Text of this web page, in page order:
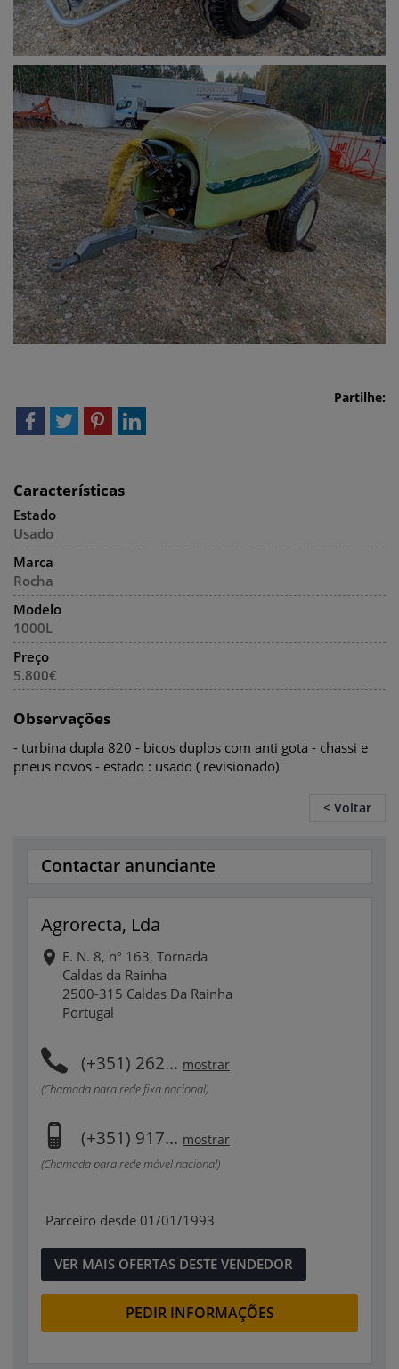
Partilhe:
Características
Estado
Usado
Marca
Rocha
Modelo
1000L
Preço
5.800€
Observações
- turbina dupla 820 - bicos duplos com anti gota - chassi e
pneus novos - estado : usado ( revisionado)
< Voltar
Contactar anunciante
Agrorecta, Lda
E. N. 8, nº 163, Tornada
Caldas da Rainha
2500-315 Caldas Da Rainha
Portugal
(+351) 262... mostrar
(Chamada para rede fixa nacional)
(+351) 917... mostrar
(Chamada para rede móvel nacional)
Parceiro desde 01/01/1993
VER MAIS OFERTAS DESTE VENDEDOR
PEDIR INFORMAÇÕES